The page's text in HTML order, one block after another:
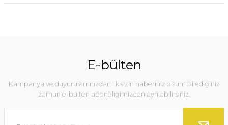
E-bülten
Kampanya ve duyurularımızdan ilk sizin haberiniz olsun! Dilediğiniz
zaman e-bülten aboneliğimizden ayrılabilirsiniz.